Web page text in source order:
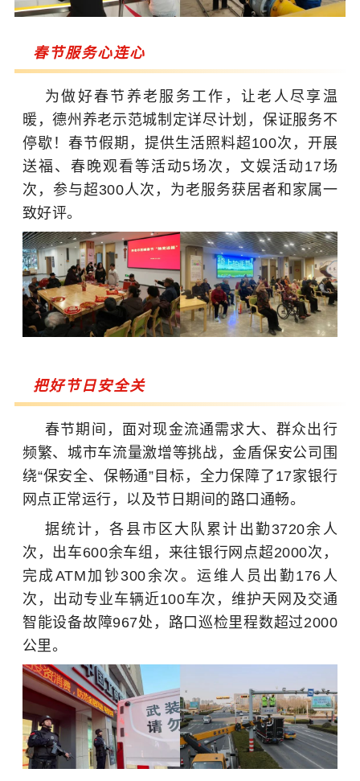
春节服务心连心
为做好春节养老服务工作，让老人尽享温
暖，德州养老示范城制定详尽计划，保证服务不
停歇！春节假期，提供生活照料超100次，开展
送福、春晚观看等活动5场次，文娱活动17场
次，参与超300人次，为老服务获居者和家属一
致好评。
把好节日安全关
春节期间，面对现金流通需求大、群众出行
频繁、城市车流量激增等挑战，金盾保安公司围
绕“保安全、保畅通”目标，全力保障了17家银行
网点正常运行，以及节日期间的路口通畅。
据统计，各县市区大队累计出勤3720余人
次，出车600余车组，来往银行网点超2000次，
完成ATM加钞300余次。运维人员出勤176人
次，出动专业车辆近100车次，维护天网及交通
智能设备故障967处，路口巡检里程数超过2000
公里。